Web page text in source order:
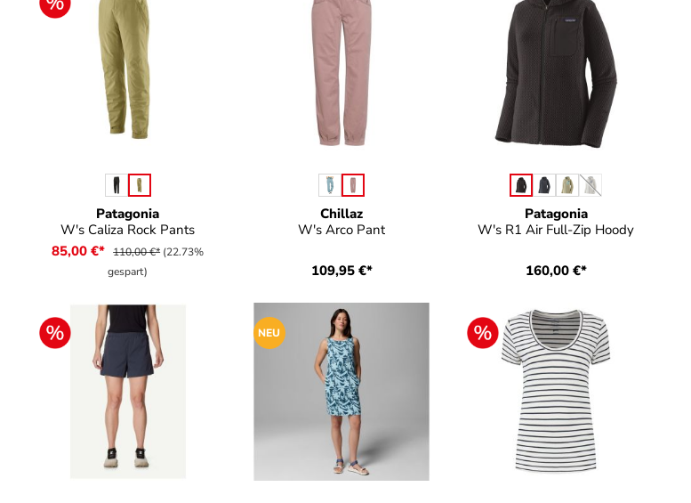
Patagonia
W's Caliza Rock Pants
auswählen
85,00 €* 110,00 €* (22.73%
gespart)
Chillaz
W's Arco Pant
Farbeauswählen
109,95 €*
Patagonia
W's R1 Air Full-Zip Hoody
Farbe auswählen(Diese Option ist
160,00 €*
NEU